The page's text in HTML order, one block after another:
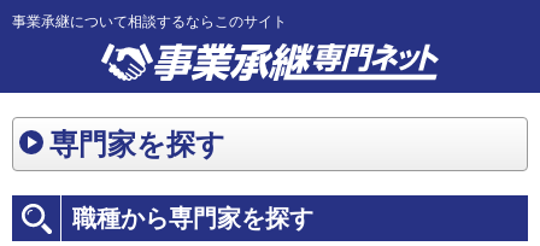
事業承継について相談するならこのサイト
専門家を探す
職種から専門家を探す